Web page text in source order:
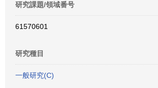
研究課題/領域番号
61570601
研究種目
一般研究(C)